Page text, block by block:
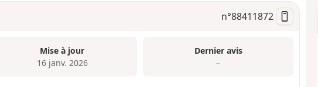
n°88411872
Mise à jour
16 janv. 2026
Dernier avis
–